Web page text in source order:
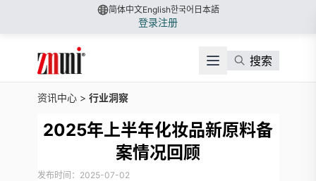
简体中文English한국어 日本語
登录注册
搜索
资讯中心 > 行业洞察
2025年上半年化妆品新原料备
案情况回顾
发布时间：2025-07-02